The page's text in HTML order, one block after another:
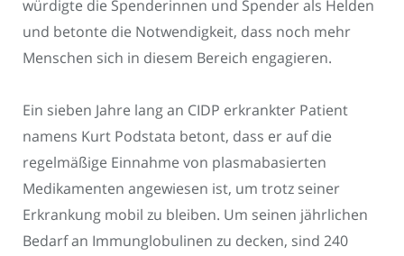
würdigte die Spenderinnen und Spender als Helden
und betonte die Notwendigkeit, dass noch mehr
Menschen sich in diesem Bereich engagieren.
Ein sieben Jahre lang an CIDP erkrankter Patient
namens Kurt Podstata betont, dass er auf die
regelmäßige Einnahme von plasmabasierten
Medikamenten angewiesen ist, um trotz seiner
Erkrankung mobil zu bleiben. Um seinen jährlichen
Bedarf an Immunglobulinen zu decken, sind 240